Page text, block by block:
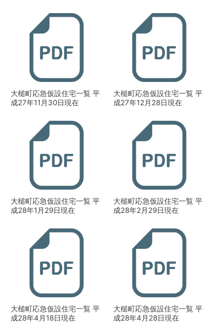
大槌町応急仮設住宅一覧 平
成27年11月30日現在
大槌町応急仮設住宅一覧 平
成27年12月28日現在
大槌町応急仮設住宅一覧 平
成28年1月29日現在
大槌町応急仮設住宅一覧 平
成28年2月29日現在
大槌町応急仮設住宅一覧 平
成28年4月18日現在
大槌町応急仮設住宅一覧 平
成28年4月28日現在